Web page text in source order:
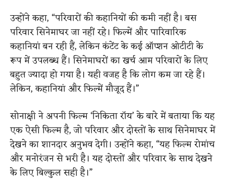
उन्होंने कहा, “परिवारों की कहानियों की कमी नहीं है। बस
परिवार सिनेमाघर जा नहीं रहे। फिल्में और पारिवारिक
कहानियां बन रही हैं, लेकिन कंटेंट के कई ऑप्शन ओटीटी के
रूप में उपलब्ध हैं। सिनेमाघरों का खर्च आम परिवारों के लिए
बहुत ज्यादा हो गया है। यही वजह है कि लोग कम जा रहे हैं।
लेकिन, कहानियां और फिल्में मौजूद हैं।”
सोनाक्षी ने अपनी फिल्म ‘निकिता रॉय’ के बारे में बताया कि यह
एक ऐसी फिल्म है, जो परिवार और दोस्तों के साथ सिनेमाघर में
देखने का शानदार अनुभव देगी। उन्होंने कहा, “यह फिल्म रोमांच
और मनोरंजन से भरी है। यह दोस्तों और परिवार के साथ देखने
के लिए बिल्कुल सही है।”